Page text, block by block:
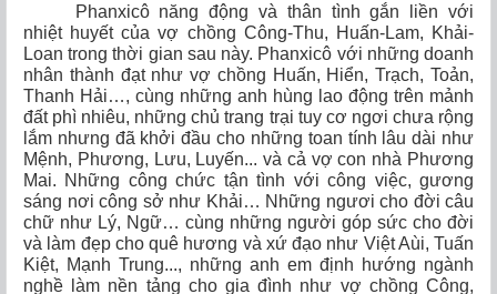
Phanxicô năng động và thân tình gắn liền với
nhiệt huyết của vợ chồng Công-Thu, Huấn-Lam, Khải-
Loan trong thời gian sau này. Phanxicô với những doanh
nhân thành đạt như vợ chồng Huấn, Hiển, Trạch, Toản,
Thanh Hải…, cùng những anh hùng lao động trên mảnh
đất phì nhiêu, những chủ trang trại tuy cơ ngơi chưa rộng
lắm nhưng đã khởi đầu cho những toan tính lâu dài như
Mệnh, Phương, Lưu, Luyến... và cả vợ con nhà Phương
Mai. Những công chức tận tình với công việc, gương
sáng nơi công sở như Khải… Những ngươi cho đời câu
chữ như Lý, Ngữ… cùng những người góp sức cho đời
và làm đẹp cho quê hương và xứ đạo như Việt Aùi, Tuấn
Kiệt, Mạnh Trung..., những anh em định hướng ngành
nghề làm nền tảng cho gia đình như vợ chồng Công,